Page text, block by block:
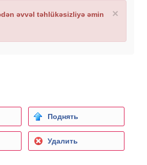
×
əvvəl təhlükəsizliyə əmin
Поднять
Удалить